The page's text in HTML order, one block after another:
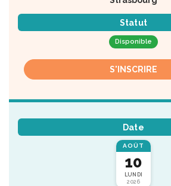
Statut
Disponible
S'INSCRIRE
Date
AOÛT
10
LUNDI
2026